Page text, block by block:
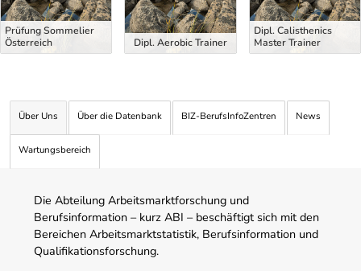
Prüfung Sommelier
Österreich
Dipl. Aerobic Trainer
Dipl. Calisthenics
Master Trainer
Über Uns Über die Datenbank BIZ-BerufsInfoZentren News
Wartungsbereich
Die Abteilung Arbeitsmarktforschung und
Berufsinformation – kurz ABI – beschäftigt sich mit den
Bereichen Arbeitsmarktstatistik, Berufsinformation und
Qualifikationsforschung.